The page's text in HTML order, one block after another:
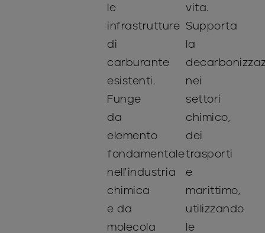
le
infrastrutture
di
carburante
esistenti.
Funge
da
elemento
fondamentale
nell'industria
chimica
e da
molecola
vita.
Supporta
la
nei
settori
chimico,
dei
trasporti
e
marittimo,
utilizzando
le